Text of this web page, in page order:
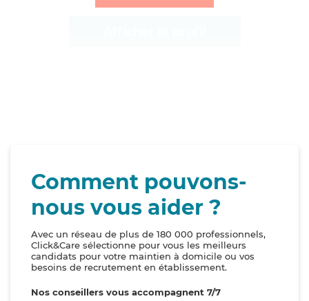
Comment pouvons-
nous vous aider ?
Avec un réseau de plus de 180 000 professionnels,
Click&Care sélectionne pour vous les meilleurs
candidats pour votre maintien à domicile ou vos
besoins de recrutement en établissement.
Nos conseillers vous accompagnent 7/7